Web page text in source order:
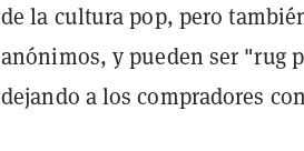
de la cultura pop, pero
anónimos, y pueden ser "rug
dejando a los compradores